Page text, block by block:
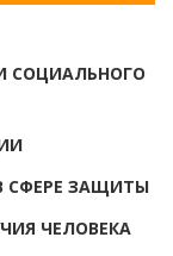
СОЦИАЛЬНОГО
СФЕРЕ ЗАЩИТЫ
ЧЕЛОВЕКА